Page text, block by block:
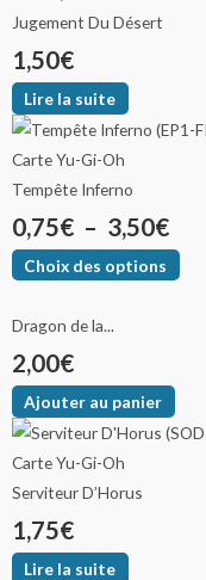
Jugement Du Désert
1,50€
Lire la suite
Tempête Inferno
0,75€ – 3,50€
Choix des options
Dragon de la...
2,00€
Ajouter au panier
Serviteur D’Horus
1,75€
Lire la suite